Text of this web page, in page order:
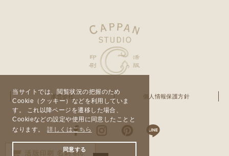
当サイトでは、閲覧状況の把握のため
Cookie（クッキー）などを利用していま
す。 これ以降ページを遷移した場合、
Cookieなどの設定や使用に同意したことと
なります。
詳しくはこちら
同意する
運営会社 個人情報保護方針